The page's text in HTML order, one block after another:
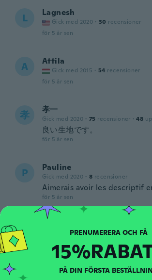
L Lagnesh
Gick med 2020 · 30 recensioner
för 5 år sen
A Attila
Gick med 2015 · 54 recensioner
för 5 år sen
孝 孝一
Gick med 2020 · 75 recensioner · 48
良い生地です。
för 5 år sen
P Pauline
Gick med 2020 · 8 recensioner
Aimerais avoir les descriptif
för 5 år sen
M Gick med 2016 · 7 recensioner
I never ordered this item
för 5 år sen
PRENUMERERA OCH FÅ
PÅ DIN FÖRSTA